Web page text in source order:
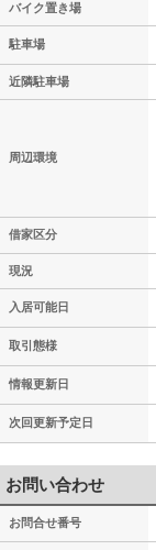
バイク置き場
駐車場
近隣駐車場
周辺環境
借家区分
現況
入居可能日
取引態様
情報更新日
次回更新予定日
お問い合わせ
お問合せ番号